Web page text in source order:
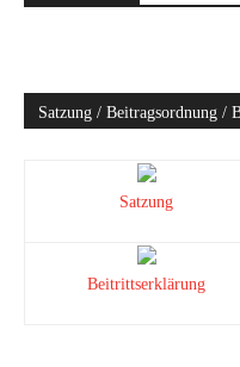
Satzung / Beitragsordnung /
Satzung
Beitrittserklärung